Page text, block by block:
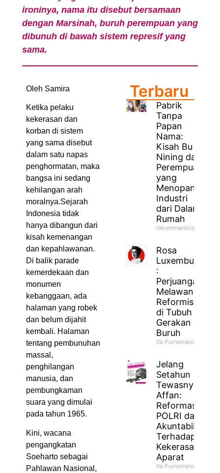
ironinya, nama itu disebut bersamaan
dengan Marsinah, buruh perempuan yang
dibunuh di bawah sistem represif yang
sama.
Oleh Samira
Ketika pelaku
kekerasan dan
korban di sistem
yang sama disebut
dalam satu napas
penghormatan, maka
bangsa ini sedang
kehilangan arah
moralnya.Sejarah
Indonesia tidak
hanya dibangun dari
kisah kemenangan
dan kepahlawanan.
Di balik parade
kemerdekaan dan
monumen
kebanggaan, ada
halaman yang robek
dan belum dijahit
kembali. Halaman
tentang pembunuhan
massal,
penghilangan
manusia, dan
pembungkaman
suara yang dimulai
pada tahun 1965.
Kini, wacana
pengangkatan
Soeharto sebagai
Pahlawan Nasional,
Terbaru
Pabrik
Tanpa
Papan
Nama:
Kisah Bu
Nining dan
Perempuan
yang
Menopang
Industri
dari Dalam
Rumah
rakommarsinahfm
Rosa
Luxemburg
:
Perjuangan
Melawan
Reformisme
di Tubuh
Gerakan
Buruh
Ita Purnamasari
Jelang
Setahun
Tewasnya
Affan:
Reformasi
POLRI dan
Akuntabilitas
Terhadap
Kekerasan
Aparat
Ita Purnamasari